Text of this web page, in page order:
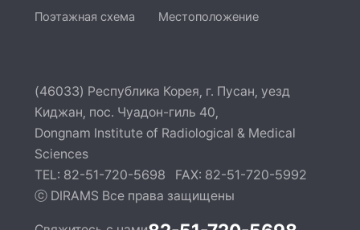
Поэтажная схема Местоположение
(46033) Республика Корея, г. Пусан, уезд
Киджан, пос. Чуадон-гиль 40,
Dongnam Institute of Radiological & Medical
Sciences
TEL: 82-51-720-5698 FAX: 82-51-720-5992
ⓒ DIRAMS Все права защищены